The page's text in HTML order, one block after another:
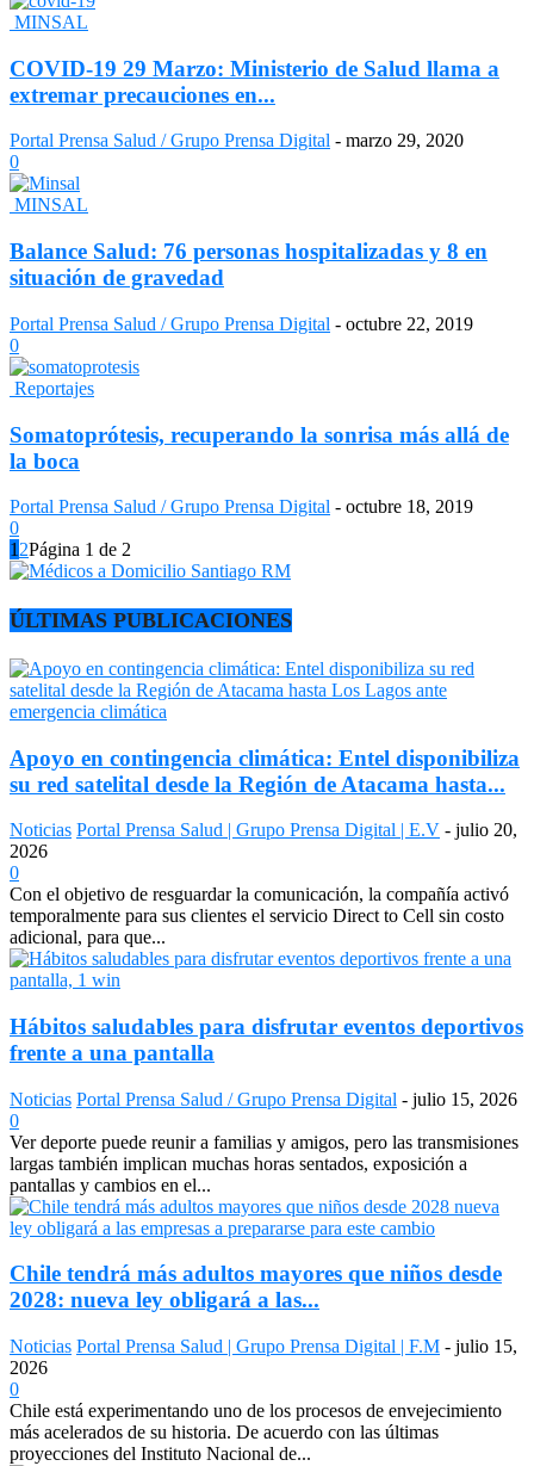
MINSAL
COVID-19 29 Marzo: Ministerio de Salud llama a
extremar precauciones en...
Portal Prensa Salud / Grupo Prensa Digital - marzo 29, 2020
0
MINSAL
Balance Salud: 76 personas hospitalizadas y 8 en
situación de gravedad
Portal Prensa Salud / Grupo Prensa Digital - octubre 22, 2019
0
Reportajes
Somatoprótesis, recuperando la sonrisa más allá de
la boca
Portal Prensa Salud / Grupo Prensa Digital - octubre 18, 2019
0
1 2Página 1 de 2
ÚLTIMAS PUBLICACIONES
Apoyo en contingencia climática: Entel disponibiliza
su red satelital desde la Región de Atacama hasta...
Noticias Portal Prensa Salud | Grupo Prensa Digital | E.V - julio 20,
2026
0
Con el objetivo de resguardar la comunicación, la compañía activó
temporalmente para sus clientes el servicio Direct to Cell sin costo
adicional, para que...
Hábitos saludables para disfrutar eventos deportivos
frente a una pantalla
Noticias Portal Prensa Salud / Grupo Prensa Digital - julio 15, 2026
0
Ver deporte puede reunir a familias y amigos, pero las transmisiones
largas también implican muchas horas sentados, exposición a
pantallas y cambios en el...
Chile tendrá más adultos mayores que niños desde
2028: nueva ley obligará a las...
Noticias Portal Prensa Salud | Grupo Prensa Digital | F.M - julio 15,
2026
0
Chile está experimentando uno de los procesos de envejecimiento
más acelerados de su historia. De acuerdo con las últimas
proyecciones del Instituto Nacional de...